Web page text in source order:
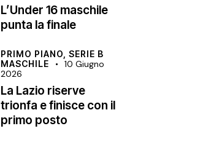
L’Under 16 maschile
punta la finale
PRIMO PIANO,SERIE B
MASCHILE
10 Giugno
2026
La Lazio riserve
trionfa e finisce con il
primo posto